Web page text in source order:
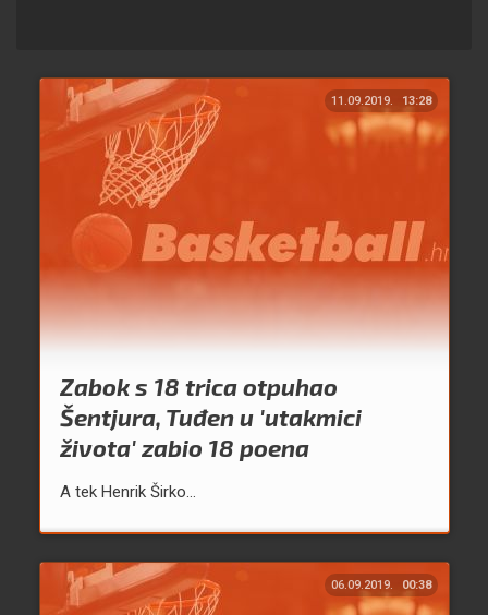
11.09.2019. 13:28
Zabok s 18 trica otpuhao
Šentjura, Tuđen u 'utakmici
života' zabio 18 poena
A tek Henrik Širko...
06.09.2019. 00:38